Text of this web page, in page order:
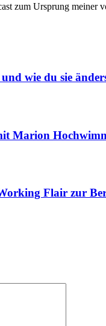
zum Ursprung
wie du sie
Marion
Flair zur